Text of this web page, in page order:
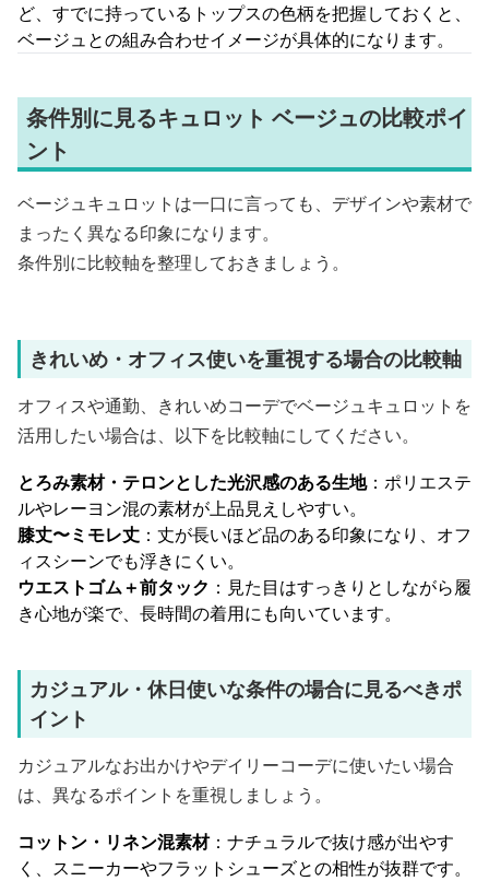
ど、すでに持っているトップスの色柄を把握しておくと、
ベージュとの組み合わせイメージが具体的になります。
条件別に見るキュロット ベージュの比較ポイ
ント
ベージュキュロットは一口に言っても、デザインや素材で
まったく異なる印象になります。
条件別に比較軸を整理しておきましょう。
きれいめ・オフィス使いを重視する場合の比較軸
オフィスや通勤、きれいめコーデでベージュキュロットを
活用したい場合は、以下を比較軸にしてください。
とろみ素材・テロンとした光沢感のある生地：ポリエステ
ルやレーヨン混の素材が上品見えしやすい。
膝丈〜ミモレ丈 ：丈が長いほど品のある印象になり、オフ
ィスシーンでも浮きにくい。
ウエストゴム＋前タック ：見た目はすっきりとしながら履
き心地が楽で、長時間の着用にも向いています。
カジュアル・休日使いな条件の場合に見るべきポ
イント
カジュアルなお出かけやデイリーコーデに使いたい場合
は、異なるポイントを重視しましょう。
コットン・リネン混素材：ナチュラルで抜け感が出やす
く、スニーカーやフラットシューズとの相性が抜群です。